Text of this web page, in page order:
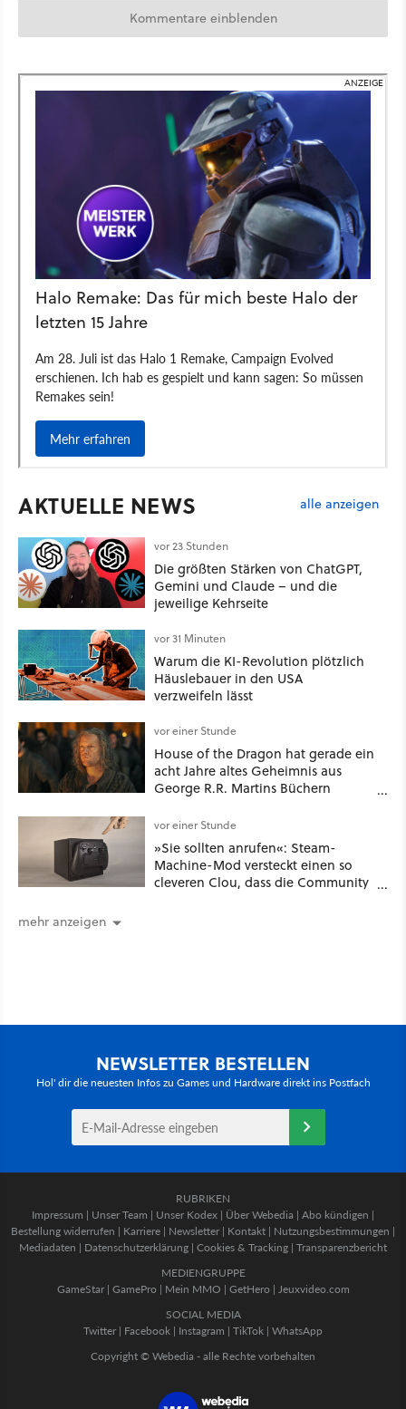
Kommentare einblenden
AKTUELLE NEWS alle anzeigen
vor 23 Stunden
Die größten Stärken von ChatGPT,
Gemini und Claude – und die
jeweilige Kehrseite
vor 31 Minuten
Warum die KI-Revolution plötzlich
Häuslebauer in den USA
verzweifeln lässt
vor einer Stunde
House of the Dragon hat gerade ein
acht Jahre altes Geheimnis aus
George R.R. Martins Büchern
vor einer Stunde
»Sie sollten anrufen«: Steam-
Machine-Mod versteckt einen so
cleveren Clou, dass die Community
mehr anzeigen
NEWSLETTER BESTELLEN
Hol' dir die neuesten Infos zu Games und Hardware direkt ins Postfach
RUBRIKEN
Impressum | Unser Team | Unser Kodex | Über Webedia | Abo kündigen |
Bestellung widerrufen | Karriere | Newsletter | Kontakt | Nutzungsbestimmungen |
Mediadaten | Datenschutzerklärung | Cookies & Tracking | Transparenzbericht
MEDIENGRUPPE
GameStar| GamePro | Mein MMO | GetHero | Jeuxvideo.com
SOCIAL MEDIA
Twitter | Facebook | Instagram | TikTok | WhatsApp
Copyright © Webedia - alle Rechte vorbehalten